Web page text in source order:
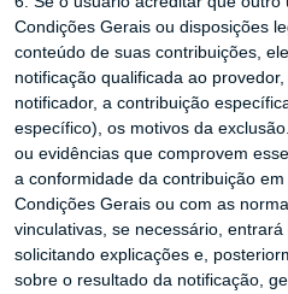
Condições Gerais ou disposições
conteúdo de suas contribuições,
notificação qualificada ao
notificador, a contribuição
específico), os motivos da
ou evidências que comprovem
a conformidade da contribuição
Condições Gerais ou com as
vinculativas, se necessário,
solicitando explicações e,
sobre o resultado da notificação,